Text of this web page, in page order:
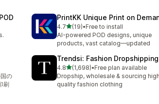
PrintKK Unique Print on
4.75つ星中
(19)
合計レビュー数：19件
•Free to install
AI-powered POD designs, unique
products, vast catalog—updated
の
刷
Trendsi: Fashion Dropshipping
4.85つ星中
(1,698)
合計レビュー数：1698件
•Free plan available
Dropship, wholesale & sourcing high
quality fashion clothing